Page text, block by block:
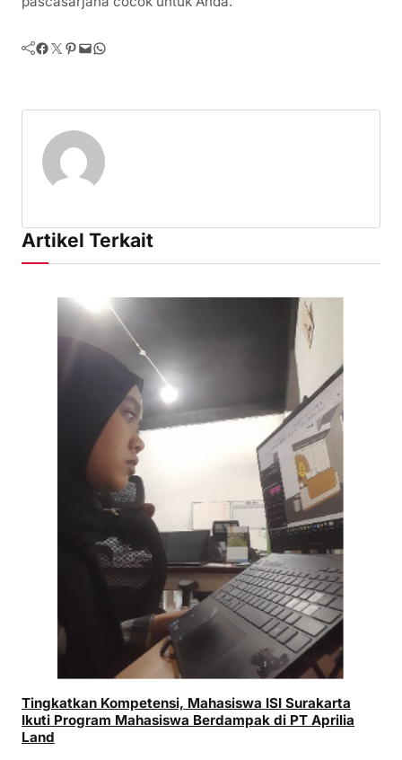
Facebook Twitter Pinterest Mail WhatsApp
Artikel Terkait
Tingkatkan Kompetensi, Mahasiswa ISI Surakarta
Ikuti Program Mahasiswa Berdampak di PT Aprilia
Land